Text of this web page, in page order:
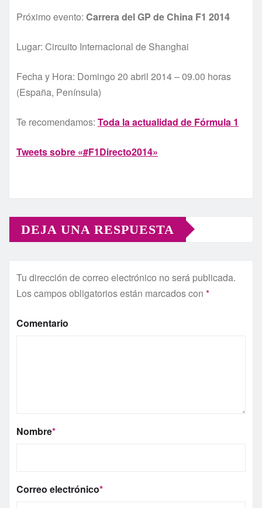
Próximo evento: Carrera del GP de China F1 2014
Lugar: Circuito Internacional de Shanghai
Fecha y Hora: Domingo 20 abril 2014 – 09.00 horas
(España, Península)
Te recomendamos: Toda la actualidad de Fórmula 1
Tweets sobre «#F1Directo2014»
DEJA UNA RESPUESTA
Tu dirección de correo electrónico no será publicada.
Los campos obligatorios están marcados con *
Comentario
Nombre*
Correo electrónico*